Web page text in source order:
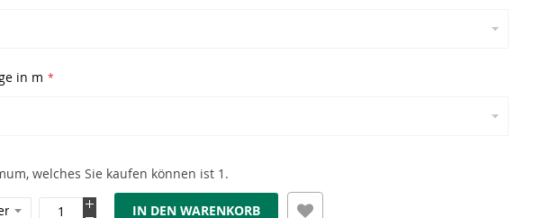
in m
welches Sie kaufen können ist 1.
IN DEN WARENKORB